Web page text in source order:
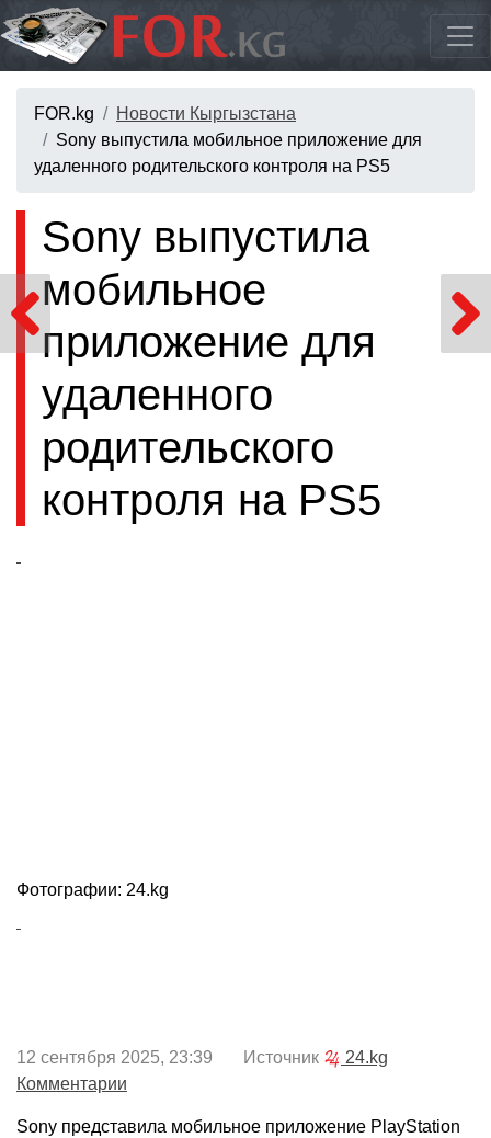
FOR.kg
Новости Кыргызстана
Sony выпустила мобильное приложение для
удаленного родительского контроля на PS5
Sony выпустила
мобильное
приложение для
удаленного
родительского
контроля на PS5
Фотографии: 24.kg
12 сентября 2025, 23:39 Источник
24.kg
Комментарии
Sony представила мобильное приложение PlayStation